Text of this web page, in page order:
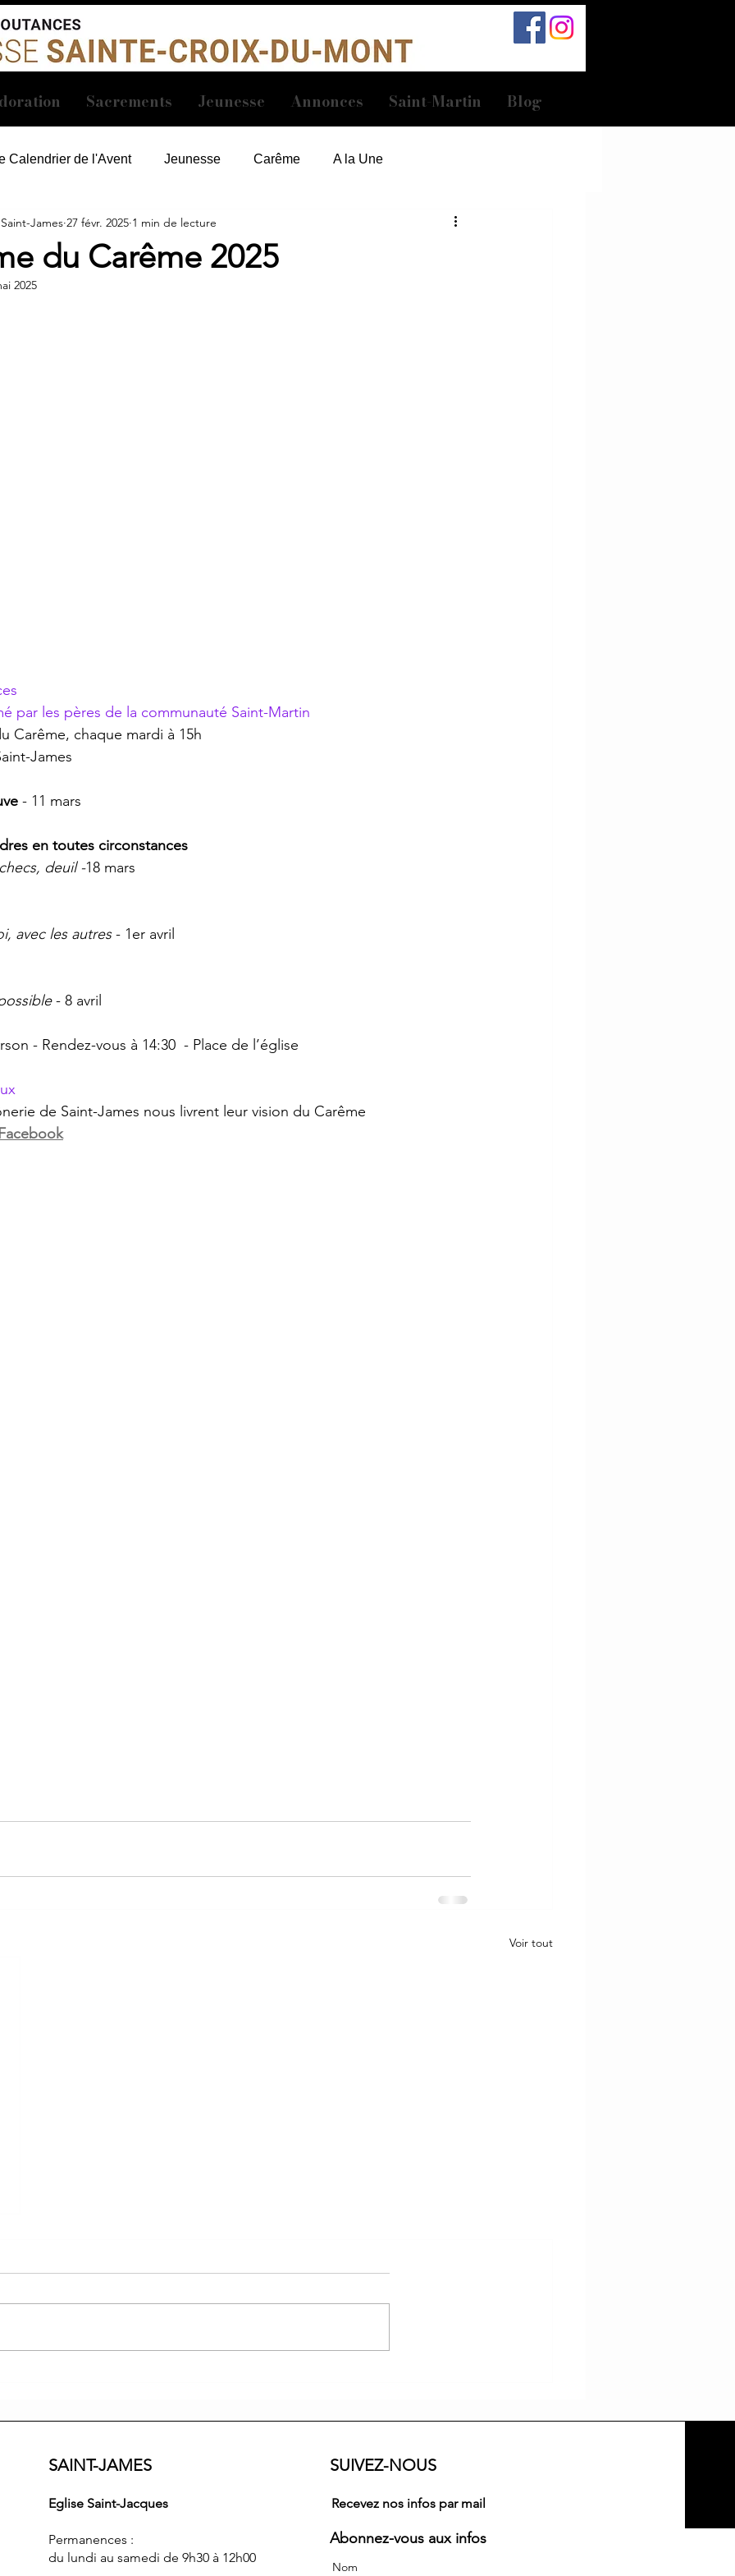
Sacrements Jeunesse Annonces Saint-Martin Blog
Calendrier de l'Avent Jeunesse Carême A la Une
du Carême 2025
James 27 févr. 2025 1 min de lecture
2025
par les pères de la communauté Saint-Martin
Carême, chaque mardi à 15h
James
- 11 mars
en toutes circonstances
deuil -18 mars
avec les autres - 1er avril
- 8 avril
- Rendez-vous à 14:30  - Place de l’église
de Saint-James nous livrent leur vision du Carême
Facebook
Voir tout
SAINT-JAMES
Eglise Saint-Jacques
Permanences :
du lundi au samedi de 9h30 à 12h00
SUIVEZ-NOUS
Recevez nos infos par mail
Abonnez-vous aux infos
Nom